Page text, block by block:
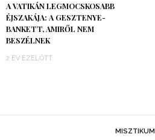
A VATIKÁN LEGMOCSKOSABB
ÉJSZAKÁJA: A GESZTENYE-
BANKETT, AMIRŐL NEM
BESZÉLNEK
2 ÉV EZELŐTT
MISZTIKUM